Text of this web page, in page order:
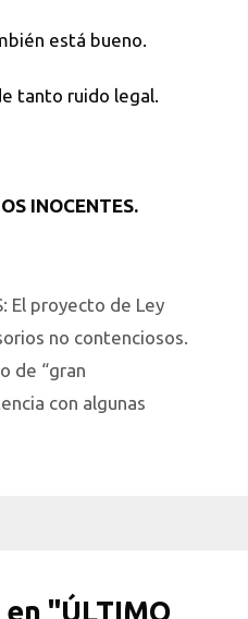
está bueno.
tanto ruido legal.
INOCENTES.
El proyecto de Ley
no contenciosos.
de “gran
con algunas
"ÚLTIMO